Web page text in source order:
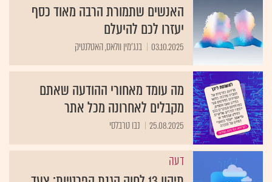
האנשים שתמורת הרבה מאוד כסף
יעזרו לכם להיעלם
03.10.2025 בנג'מין וולאס, האטלנטיק
מה עומד מאחורי ההודעה שאתם
מקבלים לאחרונה מכל אתר
25.08.2025 נבו טרבלסי
דעה